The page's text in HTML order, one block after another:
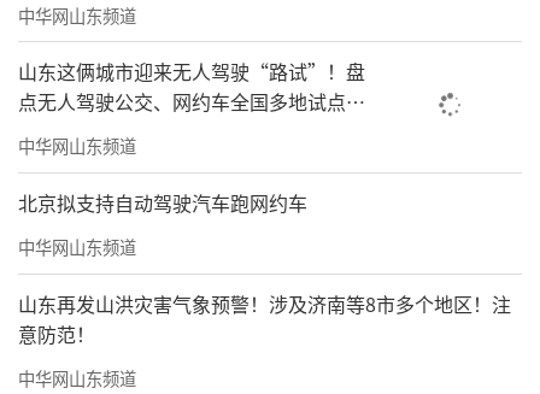
中华网山东频道
山东这俩城市迎来无人驾驶“路试”！盘
点无人驾驶公交、网约车全国多地试点之
路
中华网山东频道
北京拟支持自动驾驶汽车跑网约车
中华网山东频道
山东再发山洪灾害气象预警！涉及济南等8市多个地区！注
意防范！
中华网山东频道